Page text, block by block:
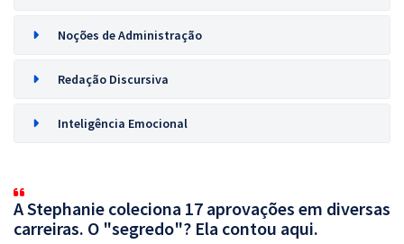
Noções de Administração
Redação Discursiva
Inteligência Emocional
A Stephanie coleciona 17 aprovações em diversas
carreiras. O "segredo"? Ela contou aqui.